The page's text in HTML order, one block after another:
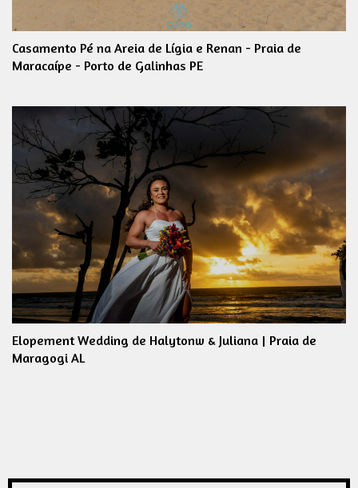
Casamento Pé na Areia de Lígia e Renan - Praia de
Maracaípe - Porto de Galinhas PE
Elopement Wedding de Halytonw & Juliana | Praia de
Maragogi AL